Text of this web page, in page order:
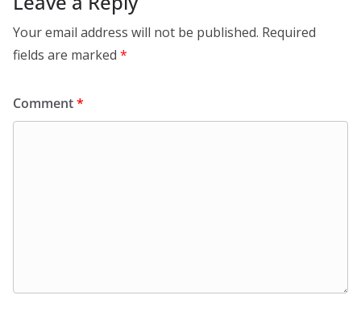
Your email address will not be published. Required
fields are marked *
Comment*